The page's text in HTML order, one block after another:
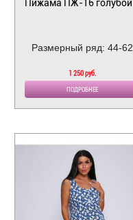
Пижама ПЖ-16 голубой
Размерный ряд: 44-62
1 250 руб.
ПОДРОБНЕЕ